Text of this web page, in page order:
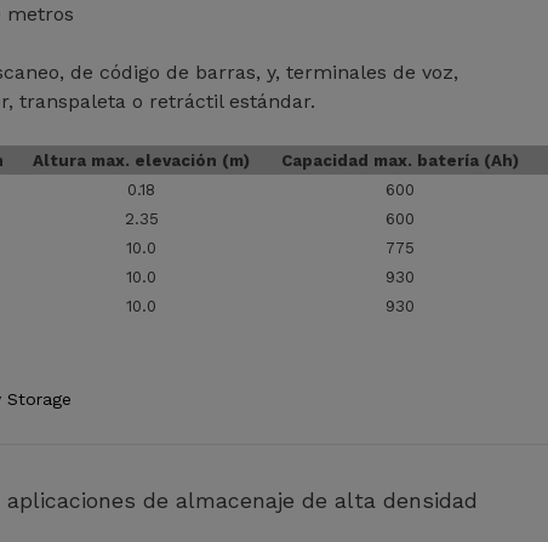
metros
de código de barras y terminales de voz
transpaleta o retráctil estándar.
Altura max. elevación (m) Capacidad max. batería (Ah)
0.18 600
2.35 600
10.0 775
10.0 930
10.0 930
Storage
de almacenaje de alta densidad